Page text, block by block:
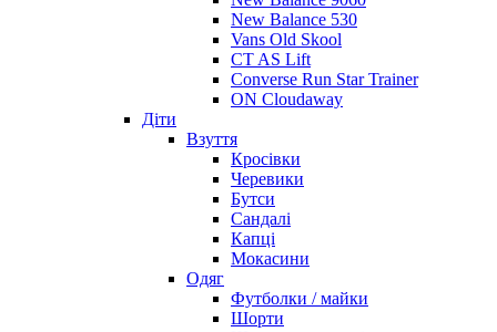
New Balance 530
Vans Old Skool
CT AS Lift
Converse Run Star Trainer
ON Cloudaway
Діти
Взуття
Кросівки
Черевики
Бутси
Сандалі
Капці
Мокасини
Одяг
Футболки / майки
Шорти